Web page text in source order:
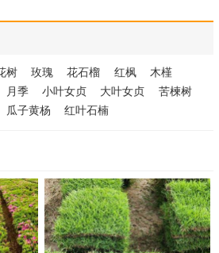
树 玫瑰 花石榴 红枫
木槿
月季 小叶女贞 大叶女贞
苦楝树
瓜子黄杨 红叶石楠